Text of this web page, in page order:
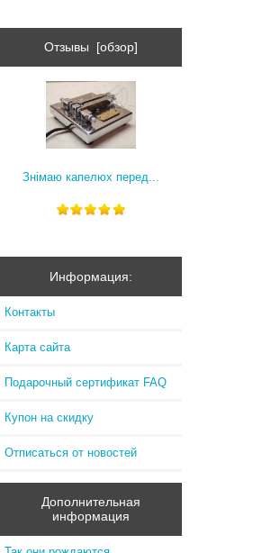
Отзывы [обзор]
Знімаю капелюх перед...
Информация:
Контакты
Карта сайта
Подарочный сертификат FAQ
Купон на скидку
Отписаться от новостей
Дополнительная
информация